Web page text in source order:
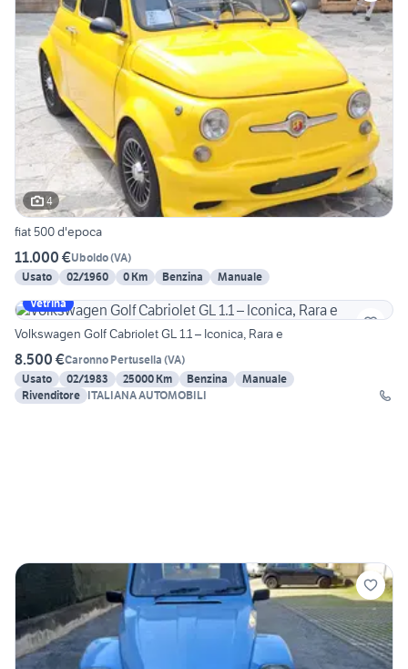
4
fiat 500 d'epoca
11.000 €Uboldo(VA)
Usato
02/1960 0 Km Benzina
Manuale
Vetrina
Volkswagen Golf Cabriolet GL 1.1 – Iconica, Rara e
8.500 €Caronno Pertusella (VA)
Usato
02/1983 25000 Km Benzina
Manuale
Rivenditore ITALIANA AUTOMOBILI